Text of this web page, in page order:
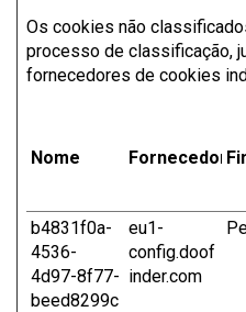
Os cookies não
processo de classificação,
fornecedores de cookies
Nome Fornecedor
b4831f0a-
4536-
4d97-8f77-
beed8299c
eu1-
config.doof
inder.com